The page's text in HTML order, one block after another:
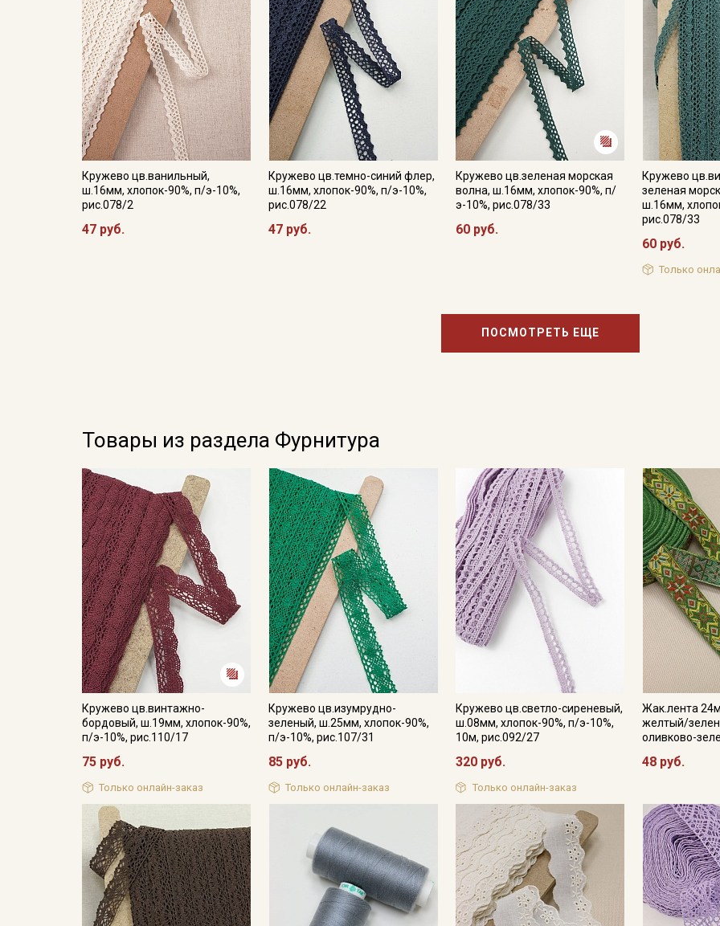
Кружево цв.ванильный,
ш.16мм, хлопок-90%, п/э-10%,
рис.078/2
47 руб.
Кружево цв.темно-синий флер,
ш.16мм, хлопок-90%, п/э-10%,
рис.078/22
47 руб.
Кружево цв.зеленая морская
волна, ш.16мм, хлопок-90%, п/
э-10%, рис.078/33
60 руб.
Кружево
зеленая
ш.16мм,
рис.078/33
60 руб.
Только
ПОСМОТРЕТЬ ЕЩЕ
Товары из раздела Фурнитура
Кружево цв.винтажно-
бордовый, ш.19мм, хлопок-90%,
п/э-10%, рис.110/17
75 руб.
Только онлайн-заказ
Кружево цв.изумрудно-
зеленый, ш.25мм, хлопок-90%,
п/э-10%, рис.107/31
85 руб.
Только онлайн-заказ
Кружево цв.светло-сиреневый,
ш.08мм, хлопок-90%, п/э-10%,
10м, рис.092/27
320 руб.
Только онлайн-заказ
Жак.лента
желтый/
оливково-
48 руб.
Электронная почта
Подписаться
Ознакомлен(а) с
Политикой обработки персональных
данных
Согласие на получение рекламных и